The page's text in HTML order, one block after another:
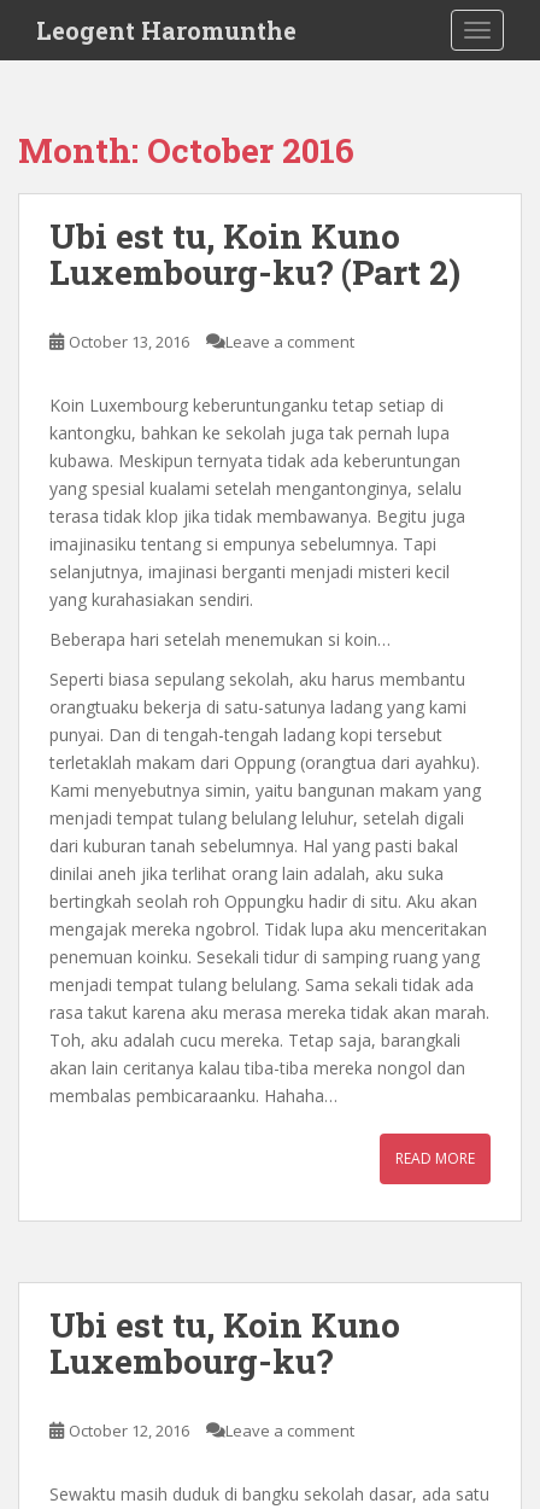
i
Leogent Haromunthe
Month: October 2016
Ubi est tu, Koin Kuno
Luxembourg-ku? (Part 2)
October 13, 2016 Leave a comment
Koin Luxembourg keberuntunganku tetap setiap di
kantongku, bahkan ke sekolah juga tak pernah lupa
kubawa. Meskipun ternyata tidak ada keberuntungan
yang spesial kualami setelah mengantonginya, selalu
terasa tidak klop jika tidak membawanya. Begitu juga
imajinasiku tentang si empunya sebelumnya. Tapi
selanjutnya, imajinasi berganti menjadi misteri kecil
yang kurahasiakan sendiri.
Beberapa hari setelah menemukan si koin…
Seperti biasa sepulang sekolah, aku harus membantu
orangtuaku bekerja di satu-satunya ladang yang kami
punyai. Dan di tengah-tengah ladang kopi tersebut
terletaklah makam dari Oppung (orangtua dari ayahku).
Kami menyebutnya simin, yaitu bangunan makam yang
menjadi tempat tulang belulang leluhur, setelah digali
dari kuburan tanah sebelumnya. Hal yang pasti bakal
dinilai aneh jika terlihat orang lain adalah, aku suka
bertingkah seolah roh Oppungku hadir di situ. Aku akan
mengajak mereka ngobrol. Tidak lupa aku menceritakan
penemuan koinku. Sesekali tidur di samping ruang yang
menjadi tempat tulang belulang. Sama sekali tidak ada
rasa takut karena aku merasa mereka tidak akan marah.
Toh, aku adalah cucu mereka. Tetap saja, barangkali
akan lain ceritanya kalau tiba-tiba mereka nongol dan
membalas pembicaraanku. Hahaha…
READ MORE
Ubi est tu, Koin Kuno
Luxembourg-ku?
October 12, 2016 Leave a comment
Sewaktu masih duduk di bangku sekolah dasar, ada satu